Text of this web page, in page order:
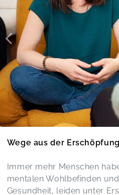
Wege aus der
Immer mehr Menschen
mentalen Wohlbefinden
Gesundheit, leiden unter